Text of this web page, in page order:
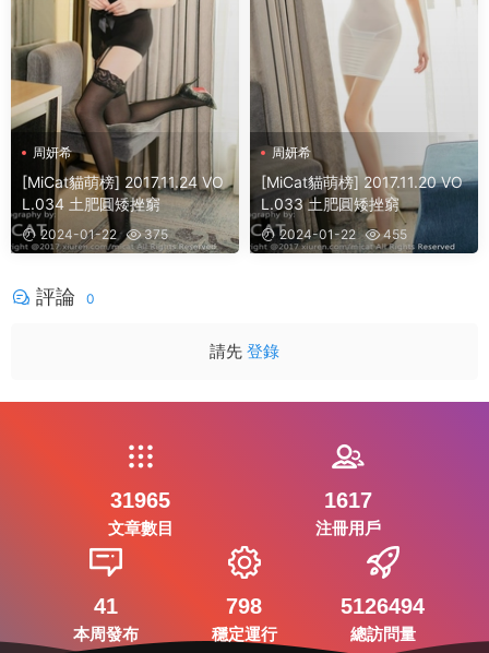
周妍希
[MiCat貓萌榜] 2017.11.24 VO
L.034 土肥圓矮挫窮
2024-01-22 375
周妍希
[MiCat貓萌榜] 2017.11.20 VO
L.033 土肥圓矮挫窮
2024-01-22 455
評論 0
請先 登錄
31965
文章數目
1617
注冊用戶
41
本周發布
798
穩定運行
5126494
總訪問量